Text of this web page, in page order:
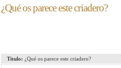
¿Qué os parece este criadero?
Titulo: ¿Qué os parece este criadero?